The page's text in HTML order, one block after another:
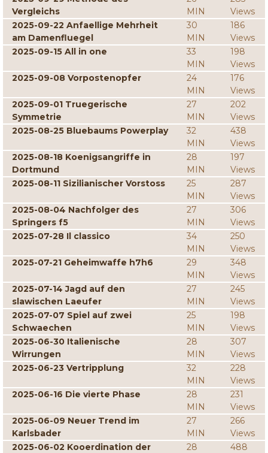
Vergleichs
MIN
Views
2025-09-22 Anfaellige Mehrheit
am Damenfluegel
30
MIN
186
Views
2025-09-15 All in one
33
MIN
198
Views
2025-09-08 Vorpostenopfer
24
MIN
176
Views
2025-09-01 Truegerische
Symmetrie
27
MIN
202
Views
2025-08-25 Bluebaums Powerplay
32
MIN
438
Views
2025-08-18 Koenigsangriffe in
Dortmund
28
MIN
197
Views
2025-08-11 Sizilianischer Vorstoss
25
MIN
287
Views
2025-08-04 Nachfolger des
Springers f5
27
MIN
306
Views
2025-07-28 Il classico
34
MIN
250
Views
2025-07-21 Geheimwaffe h7h6
29
MIN
348
Views
2025-07-14 Jagd auf den
slawischen Laeufer
27
MIN
245
Views
2025-07-07 Spiel auf zwei
Schwaechen
25
MIN
198
Views
2025-06-30 Italienische
Wirrungen
28
MIN
307
Views
2025-06-23 Vertripplung
32
MIN
228
Views
2025-06-16 Die vierte Phase
28
MIN
231
Views
2025-06-09 Neuer Trend im
Karlsbader
27
MIN
266
Views
2025-06-02 Kooerdination der
28
488